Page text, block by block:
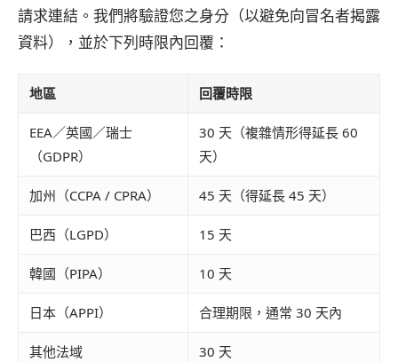
請求連結。我們將驗證您之身分（以避免向冒名者揭露
資料），並於下列時限內回覆：
地區 回覆時限
EEA／英國／瑞士
（GDPR）
30 天（複雜情形得延長 60
天）
加州（CCPA / CPRA） 45 天（得延長 45 天）
巴西（LGPD） 15 天
韓國（PIPA） 10 天
日本（APPI） 合理期限，通常 30 天內
其他法域 30 天